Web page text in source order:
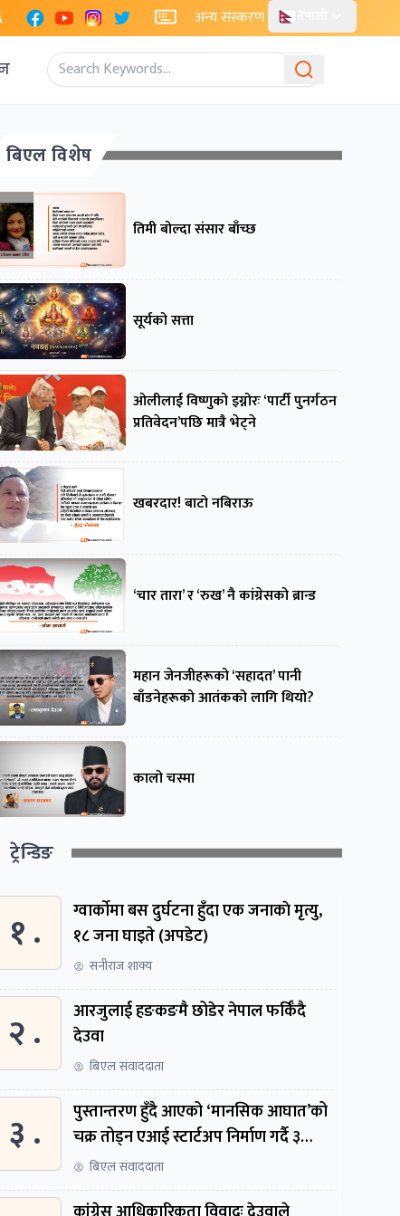
FacebookYouTubeInstagram
X अन्य संस्करण
बिएल विशेष
तिमी बोल्दा संसार बाँच्छ
सूर्यको सत्ता
ओलीलाई विष्णुको इग्नोरः ‘पार्टी पुनर्गठन
प्रतिवेदन’पछि मात्रै भेट्ने
खबरदार! बाटो नबिराऊ
‘चार तारा’ र ‘रुख’ नै कांग्रेसको ब्रान्ड
महान जेनजीहरूको ‘सहादत’ पानी
बाँडनेहरूको आतंकको लागि थियो?
कालो चस्मा
ट्रेन्डिङ
१ .
ग्वार्काेमा बस दुर्घटना हुँदा एक जनाकाे मृत्यु,
१८ जना घाइते (अपडेट)
सनीराज शाक्य
२ .
आरजुलाई हङकङमै छोडेर नेपाल फर्किँदै
देउवा
बिएल संवाददाता
३ .
पुस्तान्तरण हुँदै आएको ‘मानसिक आघात’को
चक्र तोड्न एआई स्टार्टअप निर्माण गर्दै ३
नेपाली
बिएल संवाददाता